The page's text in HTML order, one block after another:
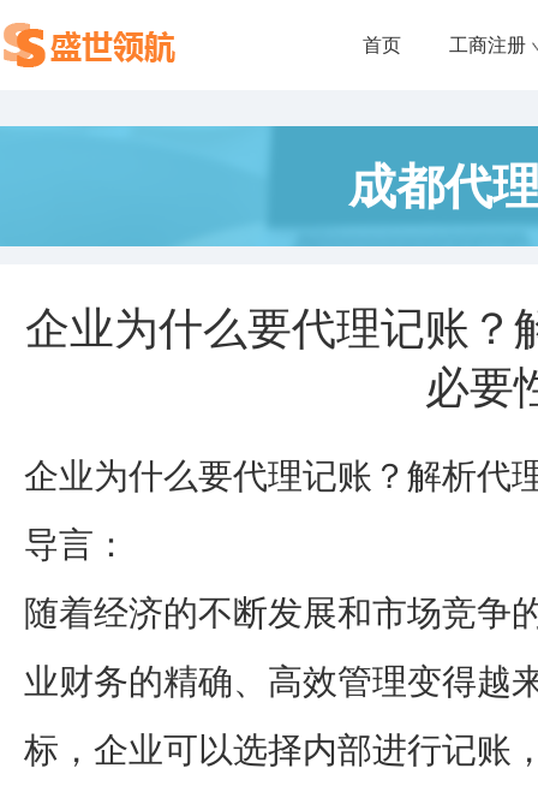
首页 工商注册
成都代
企业为什么要代理记账？
必要
企业为什么要代理记账？解析代
导言：
随着经济的不断发展和市场竞争
业财务的精确、高效管理变得越
标，企业可以选择内部进行记账